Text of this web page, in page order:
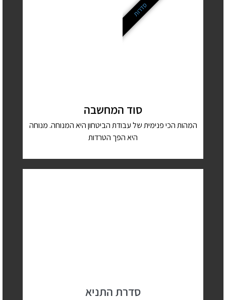
סוד המחשבה
המהות הכי פנימית של עבודת הביטחון היא המנוחה. מנוחה
היא הפך הטרדות
סדרות
סדרת התניא